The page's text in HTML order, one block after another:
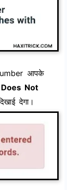
आपके
Does Not
देगा।